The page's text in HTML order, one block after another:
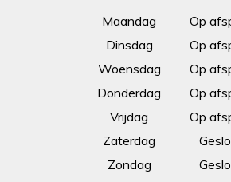
Maandag
Dinsdag
Woensdag
Donderdag
Vrijdag
Zaterdag
Zondag
Op
Op
Op
Op
Op